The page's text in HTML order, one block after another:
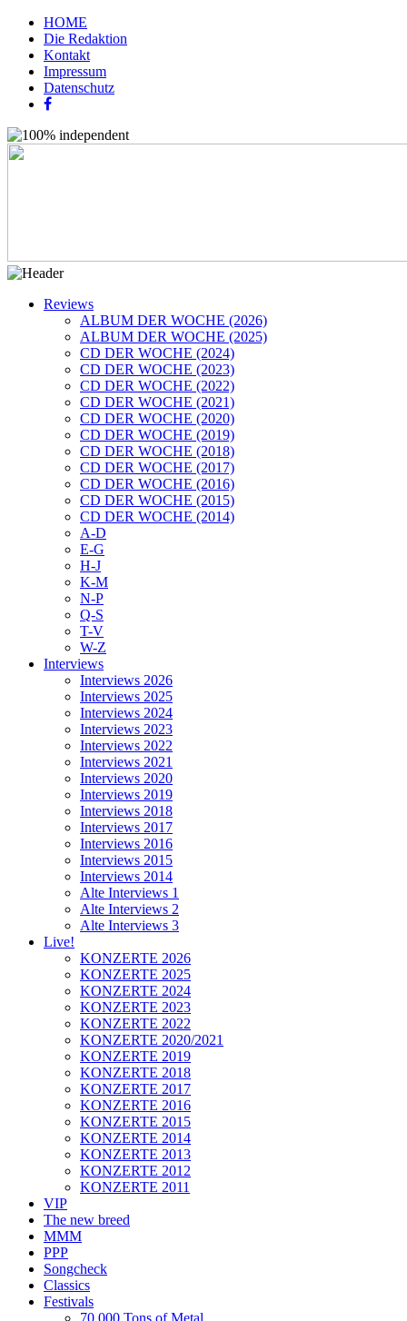
HOME
Die Redaktion
Kontakt
Impressum
Datenschutz
Reviews
ALBUM DER WOCHE (2026)
ALBUM DER WOCHE (2025)
CD DER WOCHE (2024)
CD DER WOCHE (2023)
CD DER WOCHE (2022)
CD DER WOCHE (2021)
CD DER WOCHE (2020)
CD DER WOCHE (2019)
CD DER WOCHE (2018)
CD DER WOCHE (2017)
CD DER WOCHE (2016)
CD DER WOCHE (2015)
CD DER WOCHE (2014)
A-D
E-G
H-J
K-M
N-P
Q-S
T-V
W-Z
Interviews
Interviews 2026
Interviews 2025
Interviews 2024
Interviews 2023
Interviews 2022
Interviews 2021
Interviews 2020
Interviews 2019
Interviews 2018
Interviews 2017
Interviews 2016
Interviews 2015
Interviews 2014
Alte Interviews 1
Alte Interviews 2
Alte Interviews 3
Live!
KONZERTE 2026
KONZERTE 2025
KONZERTE 2024
KONZERTE 2023
KONZERTE 2022
KONZERTE 2020/2021
KONZERTE 2019
KONZERTE 2018
KONZERTE 2017
KONZERTE 2016
KONZERTE 2015
KONZERTE 2014
KONZERTE 2013
KONZERTE 2012
KONZERTE 2011
VIP
The new breed
MMM
PPP
Songcheck
Classics
Festivals
70.000 Tons of Metal